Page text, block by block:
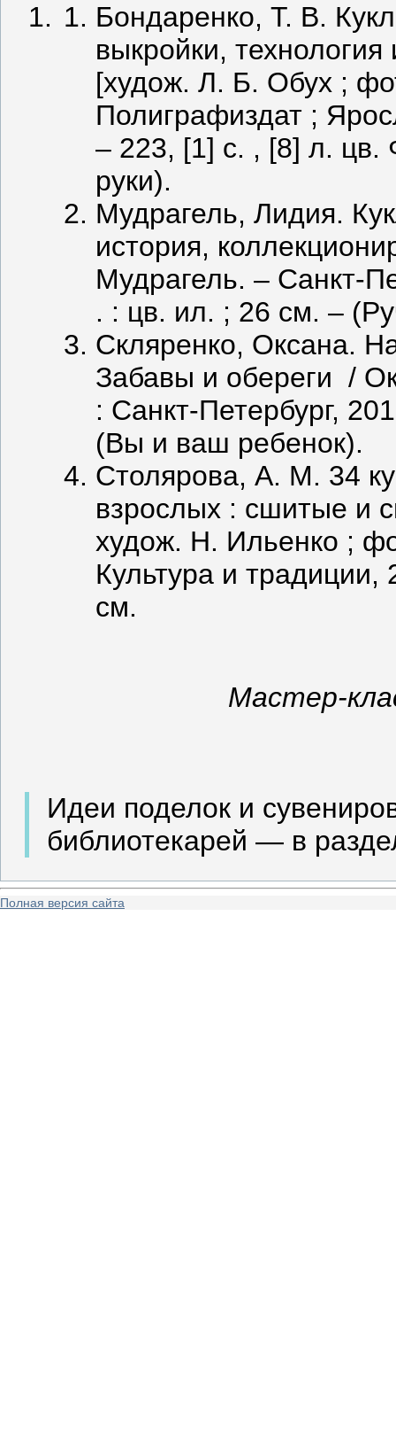
Бондаренко, Т. В.
выкройки,
[худож. Л. Б. Обух ;
Полиграфиздат ;
– 223, [1] с. , [8] л.
руки).
Мудрагель, Лидия.
история,
Мудрагель. – Санкт-
. : цв. ил. ; 26 см. –
Скляренко, Оксана.
Забавы и обереги /
: Санкт-Петербург,
(Вы и ваш ребенок).
Столярова, А. М. 34
взрослых : сшитые и
худож. Н. Ильенко ;
Культура и
см.
Мастер-
Идеи поделок и
библиотекарей — в
Полная версия сайта